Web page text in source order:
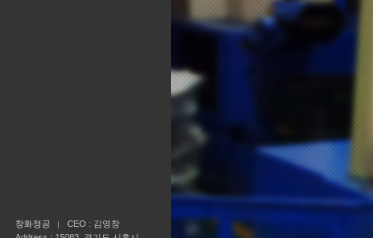
창화정공
CEO : 김영창